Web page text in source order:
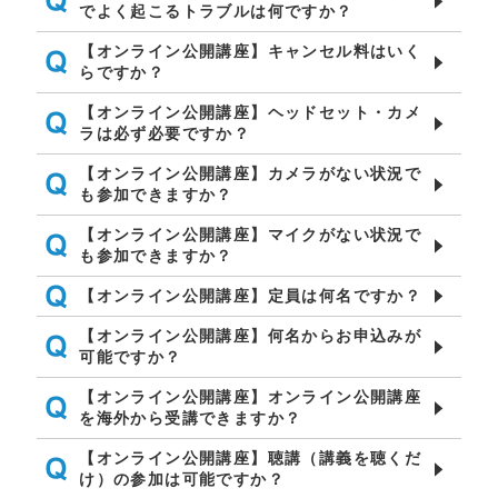
でよく起こるトラブルは何ですか？
【オンライン公開講座】キャンセル料はいく
らですか？
【オンライン公開講座】ヘッドセット・カメ
ラは必ず必要ですか？
【オンライン公開講座】カメラがない状況で
も参加できますか？
【オンライン公開講座】マイクがない状況で
も参加できますか？
【オンライン公開講座】定員は何名ですか？
【オンライン公開講座】何名からお申込みが
可能ですか？
【オンライン公開講座】オンライン公開講座
を海外から受講できますか？
【オンライン公開講座】聴講（講義を聴くだ
け）の参加は可能ですか？